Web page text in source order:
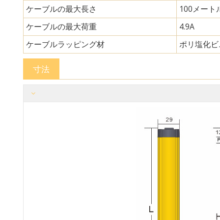
ケーブルの最大長さ
100メート
ケーブルの最大荷重
4.9A
ケーブルラッピング材
ポリ塩化
寸法